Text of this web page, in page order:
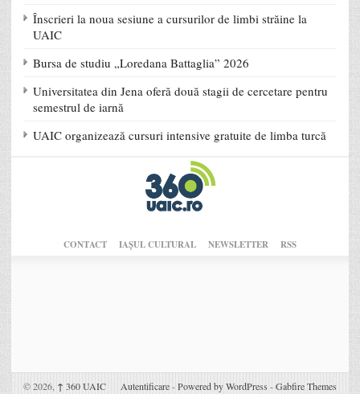
Înscrieri la noua sesiune a cursurilor de limbi străine la
UAIC
Bursa de studiu „Loredana Battaglia” 2026
Universitatea din Jena oferă două stagii de cercetare pentru
semestrul de iarnă
UAIC organizează cursuri intensive gratuite de limba turcă
CONTACT IAŞUL CULTURAL NEWSLETTER RSS
© 2026, ↑ 360 UAIC Autentificare-Powered by WordPress -Gabfire Themes